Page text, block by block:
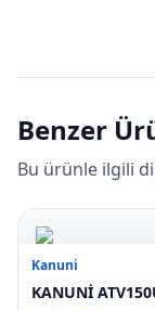
Benzer
Bu ürünle ilgili
Kanuni
KANUNİ